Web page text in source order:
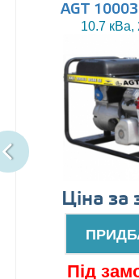
AGT
10.7 кВа,
Ціна за
Під